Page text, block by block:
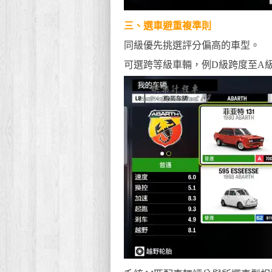
三、選車避重複準則
同級優先挑選評分偏高的車型。
可選跨等級車輛，例D級跨度至A